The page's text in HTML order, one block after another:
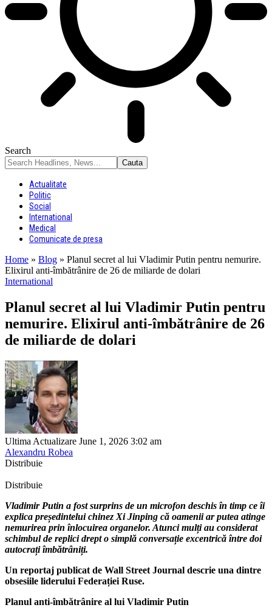
Search
Actualitate
Politic
Social
International
Medical
Comunicate de presa
Home » Blog » Planul secret al lui Vladimir Putin pentru nemurire.
Elixirul anti-îmbătrânire de 26 de miliarde de dolari
International
Planul secret al lui Vladimir Putin pentru
nemurire. Elixirul anti-îmbătrânire de 26
de miliarde de dolari
Ultima Actualizare June 1, 2026 3:02 am
Alexandru Robea
Distribuie
Distribuie
Vladimir Putin a fost surprins de un microfon deschis în timp ce îi
explica președintelui chinez Xi Jinping că oamenii ar putea atinge
nemurirea prin înlocuirea organelor. Atunci mulți au considerat
schimbul de replici drept o simplă conversație excentrică între doi
autocrați îmbătrâniți.
Un reportaj publicat de Wall Street Journal descrie una dintre
obsesiile liderului Federației Ruse.
Planul anti-îmbătrânire al lui Vladimir Putin